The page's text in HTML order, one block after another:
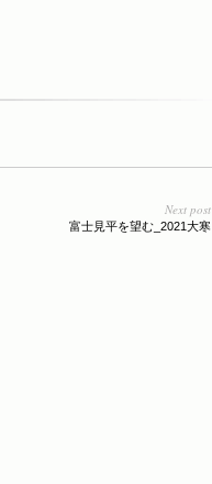
Next post
富士見平を望む_2021大寒